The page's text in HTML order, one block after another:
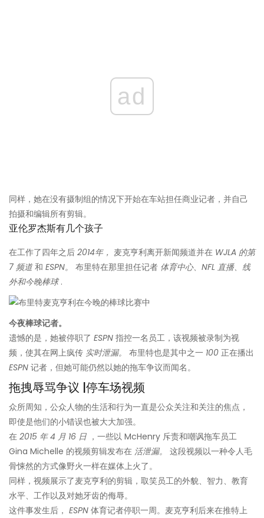
ad
同样，她在没有摄制组的情况下开始在车站担任商业记者，并自己
拍摄和编辑所有剪辑。
亚伦罗杰斯有几个孩子
在工作了四年之后 2014年， 麦克亨利离开新闻频道并在 WJLA 的第
7 频道和 ESPN。 布里特在那里担任记者 体育中心、NFL 直播、线
外和今晚棒球 .
今夜棒球记者。
遗憾的是，她被停职了 ESPN 指控一名员工，该视频被录制为视
频，使其在网上疯传 实时泄漏。 布里特也是其中之一 100 正在播出
ESPN 记者，但她可能仍然以她的拖车争议而闻名。
拖拽辱骂争议 |停车场视频
众所周知，公众人物的生活和行为一直是公众关注和关注的焦点，
即使是他们的小错误也被大大加强。
在 2015 年 4 月 16 日 ，一些以 McHenry 斥责和嘲讽拖车员工
Gina Michelle 的视频剪辑发布在 活泄漏。
这段视频以一种令人毛
骨悚然的方式像野火一样在媒体上火了。
同样，视频展示了麦克亨利的剪辑，取笑员工的外貌、智力、教育
水平、工作以及对她牙齿的侮辱。
这件事发生后， ESPN 体育记者停职一周。麦克亨利后来在推特上